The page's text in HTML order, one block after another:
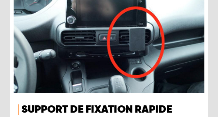
SUPPORT DE FIXATION RAPIDE